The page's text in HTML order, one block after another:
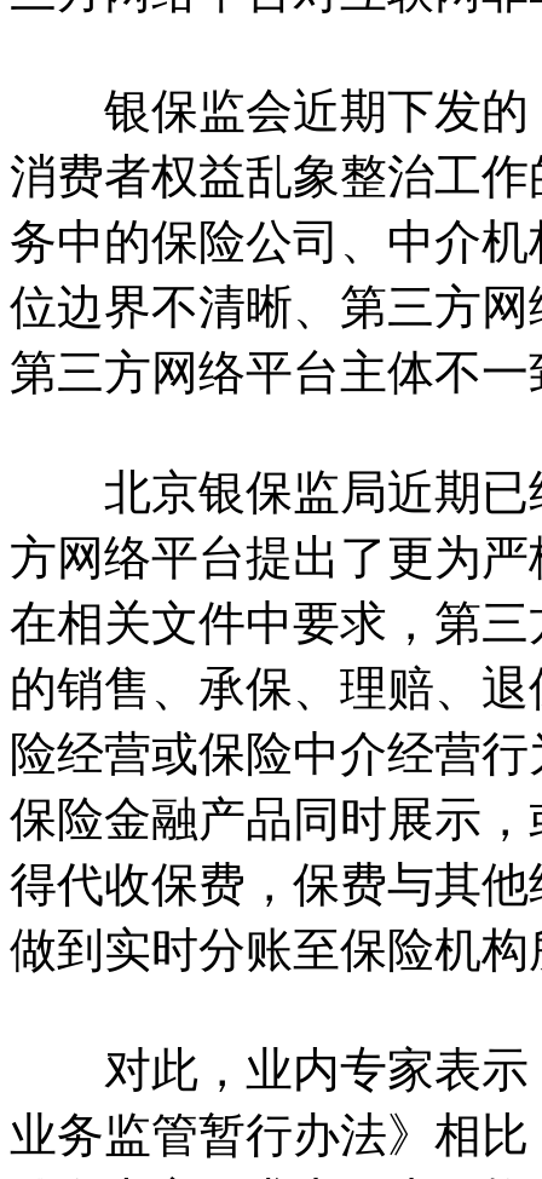
银保监会近期下发的
消费者权益乱象整治工
务中的保险公司、中介
位边界不清晰、第三方
第三方网络平台主体不
北京银保监局近期已
方网络平台提出了更为
在相关文件中要求，第
的销售、承保、理赔、
险经营或保险中介经营
保险金融产品同时展示
得代收保费，保费与其
做到实时分账至保险机
对此，业内专家表示
业务监管暂行办法》相